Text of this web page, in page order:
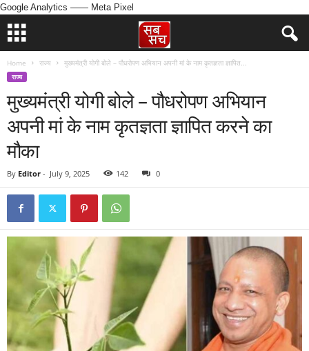
Google Analytics —— Meta Pixel
Home राज्य मुख्यमंत्री योगी बोले – पौधरोपण अभियान अपनी मां के नाम कृतज्ञता ज्ञापित...
राज्य
मुख्यमंत्री योगी बोले – पौधरोपण अभियान
अपनी मां के नाम कृतज्ञता ज्ञापित करने का
मौका
By Editor - July 9, 2025 142 0